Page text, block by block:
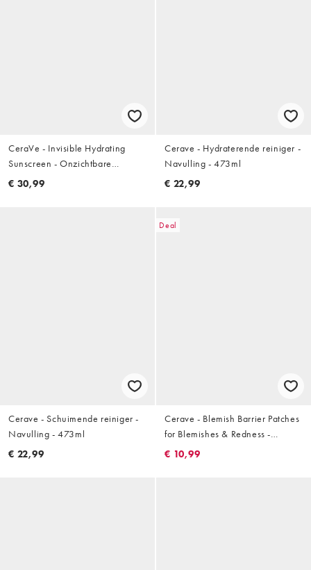
CeraVe - Invisible Hydrating
Sunscreen - Onzichtbare
zonnebrandcrème met SPF 30:
€ 30,99
Cerave - Hydraterende reiniger -
Navulling - 473ml
€ 22,99
Cerave - Schuimende reiniger -
Navulling - 473ml
€ 22,99
Deal
Cerave - Blemish Barrier Patches
for Blemishes & Redness -
Patches voor onzuiverheden en
€ 10,99